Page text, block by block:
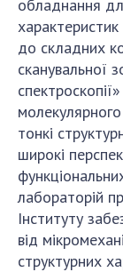
обладнання
характеристик
до складних
сканувальної
тонкі
широкі
лабораторій
Інституту
від
структурних